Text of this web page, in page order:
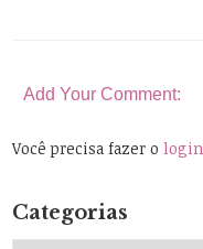
Add Your Comment:
Você precisa fazer ologin
Categorias